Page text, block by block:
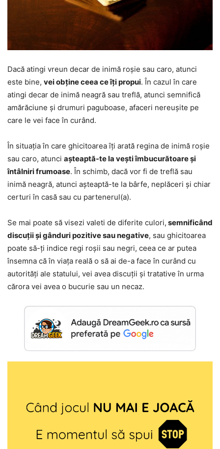
Dacă atingi vreun decar de inimă roșie sau caro, atunci
este bine, vei obține ceea ce îți propui. În cazul în care
atingi decar de inimă neagră sau treflă, atunci semnifică
amărăciune și drumuri paguboase, afaceri nereușite pe
care le vei face în curând.
În situația în care ghicitoarea îți arată regina de inimă roșie
sau caro, atunci așteaptă-te la vești îmbucurătoare și
întâlniri frumoase. În schimb, dacă vor fi de treflă sau
inimă neagră, atunci așteaptă-te la bârfe, neplăceri și chiar
certuri în casă sau cu partenerul(a).
Se mai poate să visezi valeti de diferite culori, semnificând
discuții și gânduri pozitive sau negative, sau ghicitoarea
poate să-ți indice regi roșii sau negri, ceea ce ar putea
însemna că în viața reală o să ai de-a face în curând cu
autorități ale statului, vei avea discuții și tratative în urma
cărora vei avea o bucurie sau un necaz.